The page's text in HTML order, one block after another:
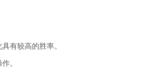
有较高的胜率。
。